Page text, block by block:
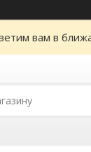
вам в